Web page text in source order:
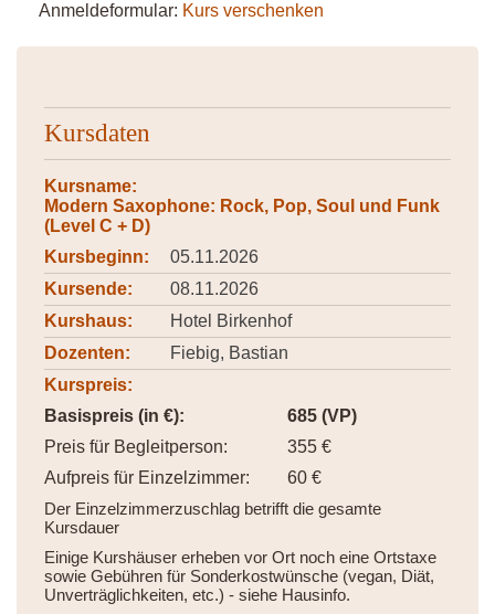
Anmeldeformular: Kurs verschenken
Kursdaten
Kursname:
Modern Saxophone: Rock, Pop, Soul und Funk
(Level C + D)
Kursbeginn:
05.11.2026
Kursende:
08.11.2026
Kurshaus:
Hotel Birkenhof
Dozenten:
Fiebig, Bastian
Kurspreis:
Basispreis (in €):
685 (VP)
Preis für Begleitperson:
355 €
Aufpreis für Einzelzimmer:
60 €
Der Einzelzimmerzuschlag betrifft die gesamte
Kursdauer
Einige Kurshäuser erheben vor Ort noch eine Ortstaxe
sowie Gebühren für Sonderkostwünsche (vegan, Diät,
Unverträglichkeiten, etc.) - siehe Hausinfo.